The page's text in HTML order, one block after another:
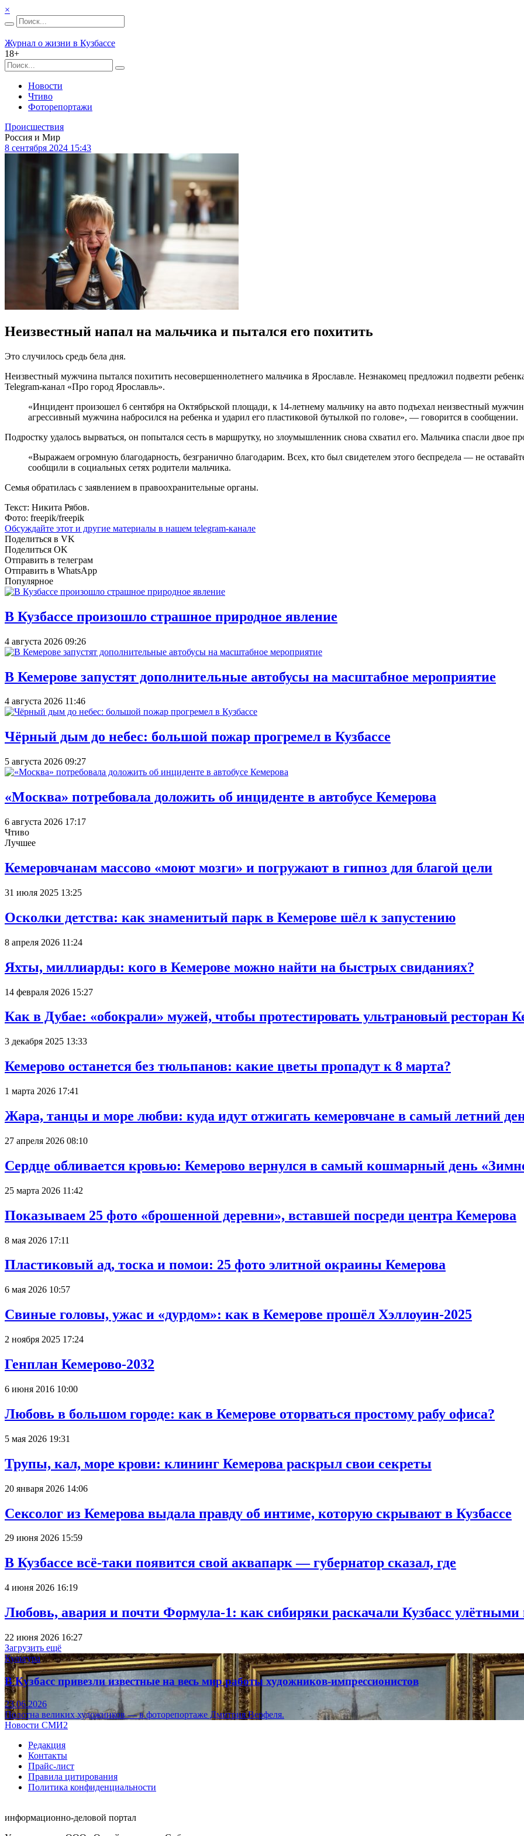
×
Журнал о жизни в Кузбассе
18+
Новости
Чтиво
Фоторепортажи
Происшествия
Россия и Мир
8 сентября 2024 15:43
Неизвестный напал на мальчика и пытался его похитить
Это случилось средь бела дня.
Неизвестный мужчина пытался похитить несовершеннолетнего мальчика в Ярославле. Незнакомец предложил подвезти
Telegram-канал «Про город Ярославль».
«Инцидент произошел 6 сентября на Октябрьской площади, к 14-летнему мальчику на авто подъехал неизвестный
агрессивный мужчина набросился на ребенка и ударил его пластиковой бутылкой по голове», — говорится в сообщении.
Подростку удалось вырваться, он попытался сесть в маршрутку, но злоумышленник снова схватил его. Мальчика спасли двое
«Выражаем огромную благодарность, безгранично благодарим. Всех, кто был свидетелем этого беспредела — не
сообщили в социальных сетях родители мальчика.
Семья обратилась с заявлением в правоохранительные органы.
Текст: Никита Рябов.
Фото: freepik/freepik
Обсуждайте этот и другие материалы в нашем telegram-канале
Поделиться в VK
Поделиться OK
Отправить в телеграм
Отправить в WhatsApp
Популярное
В Кузбассе произошло страшное природное явление
4 августа 2026 09:26
В Кемерове запустят дополнительные автобусы на масштабное мероприятие
4 августа 2026 11:46
Чёрный дым до небес: большой пожар прогремел в Кузбассе
5 августа 2026 09:27
«Москва» потребовала доложить об инциденте в автобусе Кемерова
6 августа 2026 17:17
Чтиво
Лучшее
Кемеровчанам массово «моют мозги» и погружают в гипноз для благой цели
31 июля 2025 13:25
Осколки детства: как знаменитый парк в Кемерове шёл к запустению
8 апреля 2026 11:24
Яхты, миллиарды: кого в Кемерове можно найти на быстрых свиданиях?
14 февраля 2026 15:27
Как в Дубае: «обокрали» мужей, чтобы протестировать ультрановый ресторан
3 декабря 2025 13:33
Кемерово останется без тюльпанов: какие цветы пропадут к 8 марта?
1 марта 2026 17:41
Жара, танцы и море любви: куда идут отжигать кемеровчане в самый летний
27 апреля 2026 08:10
Сердце обливается кровью: Кемерово вернулся в самый кошмарный день
25 марта 2026 11:42
Показываем 25 фото «брошенной деревни», вставшей посреди центра Кемерова
8 мая 2026 17:11
Пластиковый ад, тоска и помои: 25 фото элитной окраины Кемерова
6 мая 2026 10:57
Свиные головы, ужас и «дурдом»: как в Кемерове прошёл Хэллоуин-2025
2 ноября 2025 17:24
Генплан Кемерово-2032
6 июня 2016 10:00
Любовь в большом городе: как в Кемерове оторваться простому рабу офиса?
5 мая 2026 19:31
Трупы, кал, море крови: клининг Кемерова раскрыл свои секреты
20 января 2026 14:06
Сексолог из Кемерова выдала правду об интиме, которую скрывают в Кузбассе
29 июня 2026 15:59
В Кузбассе всё-таки появится свой аквапарк — губернатор сказал, где
4 июня 2026 16:19
Любовь, авария и почти Формула-1: как сибиряки раскачали Кузбасс улётными
22 июня 2026 16:27
Загрузить ещё
Культура
В Кузбасс привезли известные на весь мир работы художников-импрессионистов
23.06.2026
Полотна великих художников — в фоторепортаже Дмитрия Верфеля.
Новости СМИ2
Редакция
Контакты
Прайс-лист
Правила цитирования
Политика конфиденциальности
информационно-деловой портал